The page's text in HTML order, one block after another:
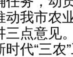
动我市农
三点意见
代“三